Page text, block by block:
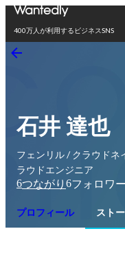
400万人が利用するビジネスSNS
石井 達也
フェンリル / クラウドネ
ラウドエンジニア
6つながり 6フォロワー
プロフィール スト